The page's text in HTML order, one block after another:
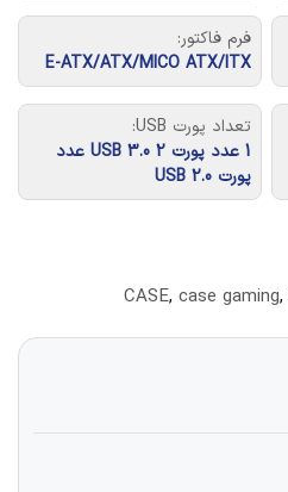
فرم فاکتور:
E-ATX/ATX/MICO ATX/ITX
تعداد پورت USB:
1 عدد پورت USB 3.0 2 عدد
پورت USB 2.0
CASE, case gaming,